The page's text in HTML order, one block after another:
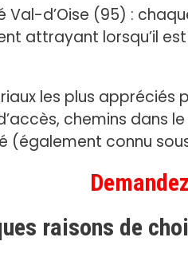
Val-d’Oise (95) :
attrayant lorsqu’il
les plus
chemins dans
(également connu
raisons de